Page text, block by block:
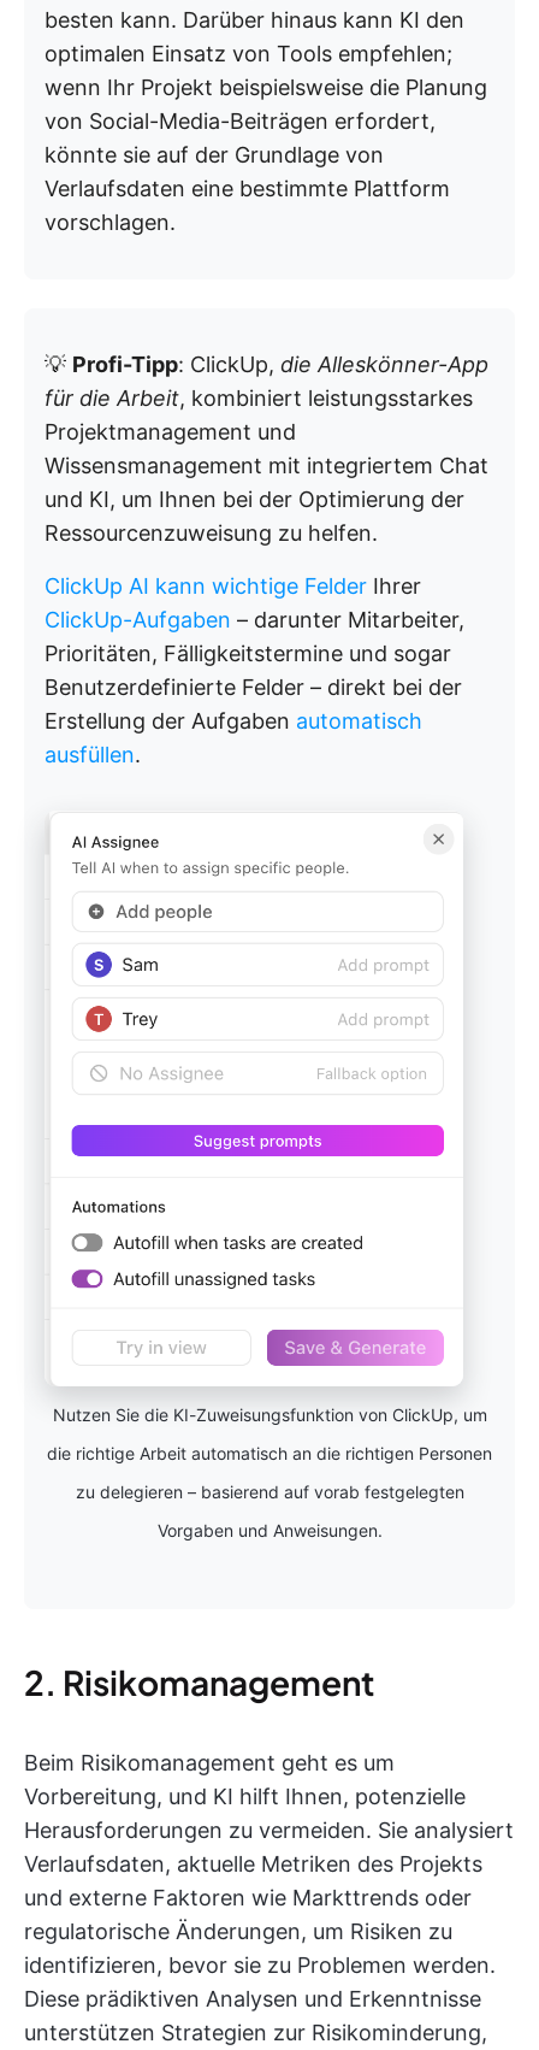
besten kann. Darüber hinaus kann KI den
optimalen Einsatz von Tools empfehlen;
wenn Ihr Projekt beispielsweise die Planung
von Social-Media-Beiträgen erfordert,
könnte sie auf der Grundlage von
Verlaufsdaten eine bestimmte Plattform
vorschlagen.
💡 Profi-Tipp: ClickUp, die Alleskönner-App
für die Arbeit, kombiniert leistungsstarkes
Projektmanagement und
Wissensmanagement mit integriertem Chat
und KI, um Ihnen bei der Optimierung der
Ressourcenzuweisung zu helfen.
ClickUp AI kann wichtige Felder Ihrer
ClickUp-Aufgaben – darunter Mitarbeiter,
Prioritäten, Fälligkeitstermine und sogar
Benutzerdefinierte Felder – direkt bei der
Erstellung der Aufgaben automatisch
ausfüllen.
Nutzen Sie die KI-Zuweisungsfunktion von ClickUp, um
die richtige Arbeit automatisch an die richtigen Personen
zu delegieren – basierend auf vorab festgelegten
Vorgaben und Anweisungen.
2. Risikomanagement
Beim Risikomanagement geht es um
Vorbereitung, und KI hilft Ihnen, potenzielle
Herausforderungen zu vermeiden. Sie analysiert
Verlaufsdaten, aktuelle Metriken des Projekts
und externe Faktoren wie Markttrends oder
regulatorische Änderungen, um Risiken zu
identifizieren, bevor sie zu Problemen werden.
Diese prädiktiven Analysen und Erkenntnisse
unterstützen Strategien zur Risikominderung,